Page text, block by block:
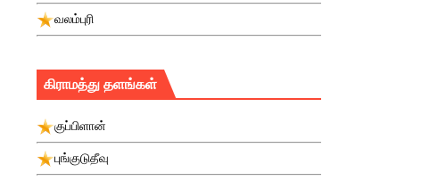
வலம்புரி
கிராமத்து தளங்கள்
குப்பிளான்
புங்குடுதீவு